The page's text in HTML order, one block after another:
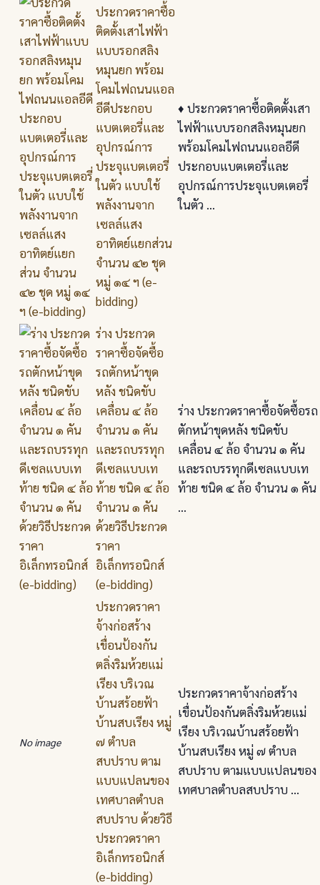
ประกวดราคาซื้อ
ติดตั้งเสาไฟฟ้า
แบบรอกสลิง
หมุนยก พร้อม
โคมไฟถนนแอล
อีดีประกอบ
แบตเตอรี่และ
อุปกรณ์การ
ประจุแบตเตอรี่
ในตัว แบบใช้
พลังงานจาก
เซลล์แสง
อาทิตย์แยกส่วน
จำนวน ๔๒ ชุด
หมู่ ๑๔ ฯ (e-
bidding)
♦️ ประกวดราคาซื้อติดตั้งเสา
ไฟฟ้าแบบรอกสลิงหมุนยก
พร้อมโคมไฟถนนแอลอีดี
ประกอบแบตเตอรี่และ
อุปกรณ์การประจุแบตเตอรี่
ในตัว ...
ร่าง ประกวด
ราคาซื้อจัดซื้อ
รถตักหน้าขุด
หลัง ชนิดขับ
เคลื่อน ๔ ล้อ
จำนวน ๑ คัน
และรถบรรทุก
ดีเซลแบบเท
ท้าย ชนิด ๔ ล้อ
จำนวน ๑ คัน
ด้วยวิธีประกวด
ราคา
อิเล็กทรอนิกส์
(e-bidding)
ร่าง ประกวดราคาซื้อจัดซื้อรถ
ตักหน้าขุดหลัง ชนิดขับ
เคลื่อน ๔ ล้อ จำนวน ๑ คัน
และรถบรรทุกดีเซลแบบเท
ท้าย ชนิด ๔ ล้อ จำนวน ๑ คัน
...
No image
ประกวดราคา
จ้างก่อสร้าง
เขื่อนป้องกัน
ตลิ่งริมห้วยแม่
เรียง บริเวณ
บ้านสร้อยฟ้า
บ้านสบเรียง หมู่
๗ ตำบล
สบปราบ ตาม
แบบแปลนของ
เทศบาลตำบล
สบปราบ ด้วยวิธี
ประกวดราคา
อิเล็กทรอนิกส์
(e-bidding)
ประกวดราคาจ้างก่อสร้าง
เขื่อนป้องกันตลิ่งริมห้วยแม่
เรียง บริเวณบ้านสร้อยฟ้า
บ้านสบเรียง หมู่ ๗ ตำบล
สบปราบ ตามแบบแปลนของ
เทศบาลตำบลสบปราบ ...